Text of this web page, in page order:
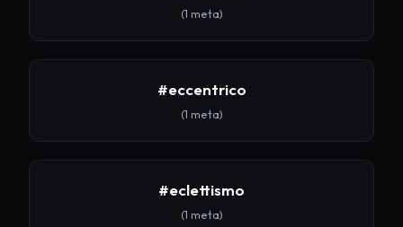
(1 meta)
#eccentrico
(1 meta)
#eclettismo
(1 meta)